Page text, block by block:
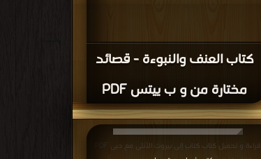
كتاب العنف والنبوءة - قصائد
مختارة من و ب ييتس PDF